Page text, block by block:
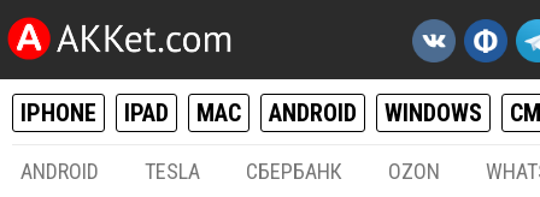
IPHONE IPAD MAC ANDROID WINDOWS
ANDROID TESLA СБЕРБАНК OZON